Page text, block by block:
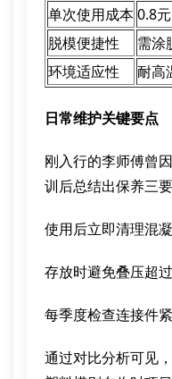
单次使用成本0.8元
脱模便捷性
需涂
环境适应性
耐高
日常维护关键要点
刚入行的李师傅曾
训后总结出保养三要
使用后立即清理混
存放时避免叠压超
每季度检查连接件
通过对比分析可见